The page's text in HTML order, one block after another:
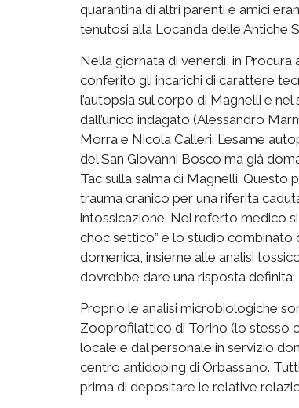
quarantina di altri parenti e amici
tenutosi alla Locanda delle Antiche
Nella giornata di venerdì, in
conferito gli incarichi di carattere
l’autopsia sul corpo di Magnelli e
dall’unico indagato (Alessandro
Morra e Nicola Calleri. L’esame
del San Giovanni Bosco ma già
Tac sulla salma di Magnelli. Questo
trauma cranico per una riferita
intossicazione. Nel referto medico
choc settico” e lo studio combinato
domenica, insieme alle analisi
dovrebbe dare una risposta definita.
Proprio le analisi microbiologiche
Zooprofilattico di Torino (lo stesso
locale e dal personale in servizio
centro antidoping di Orbassano.
prima di depositare le relative